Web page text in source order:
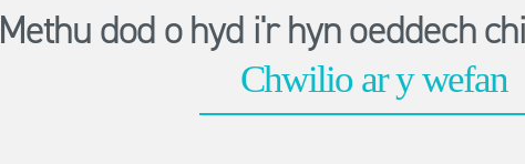
Methu dod o hyd i'r hyn oeddech